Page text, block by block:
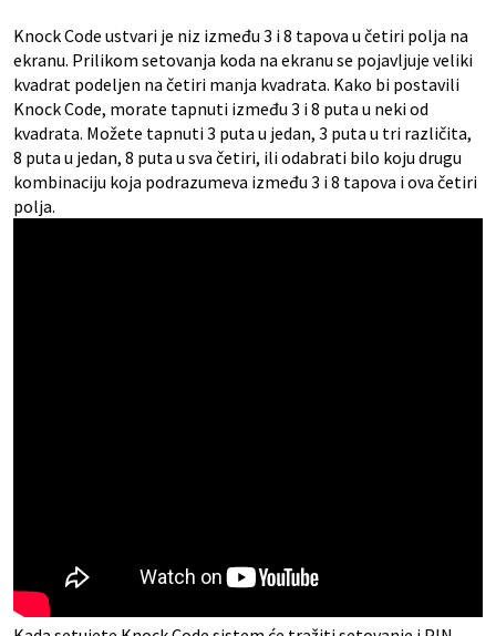
Knock Code ustvari je niz između 3 i 8 tapova u četiri polja na
ekranu. Prilikom setovanja koda na ekranu se pojavljuje veliki
kvadrat podeljen na četiri manja kvadrata. Kako bi postavili
Knock Code, morate tapnuti između 3 i 8 puta u neki od
kvadrata. Možete tapnuti 3 puta u jedan, 3 puta u tri različita,
8 puta u jedan, 8 puta u sva četiri, ili odabrati bilo koju drugu
kombinaciju koja podrazumeva između 3 i 8 tapova i ova četiri
polja.